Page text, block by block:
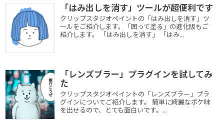
「はみ出しを消す」ツールが超便利です
クリップスタジオペイントの「はみ出しを消す」ツ
ールをご紹介します。「囲って塗る」の進化版もご
紹介します。 「はみ出しを消す」 「はみ...
「レンズブラー」プラグインを試してみ
た
クリップスタジオペイントの「レンズブラー」プラ
グインについてご紹介します。 簡単に綺麗なボケ味
を出せるので、とても面白いです。...